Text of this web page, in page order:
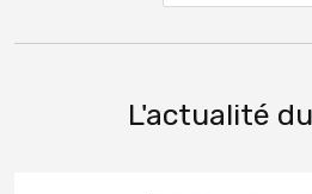
L'actualité